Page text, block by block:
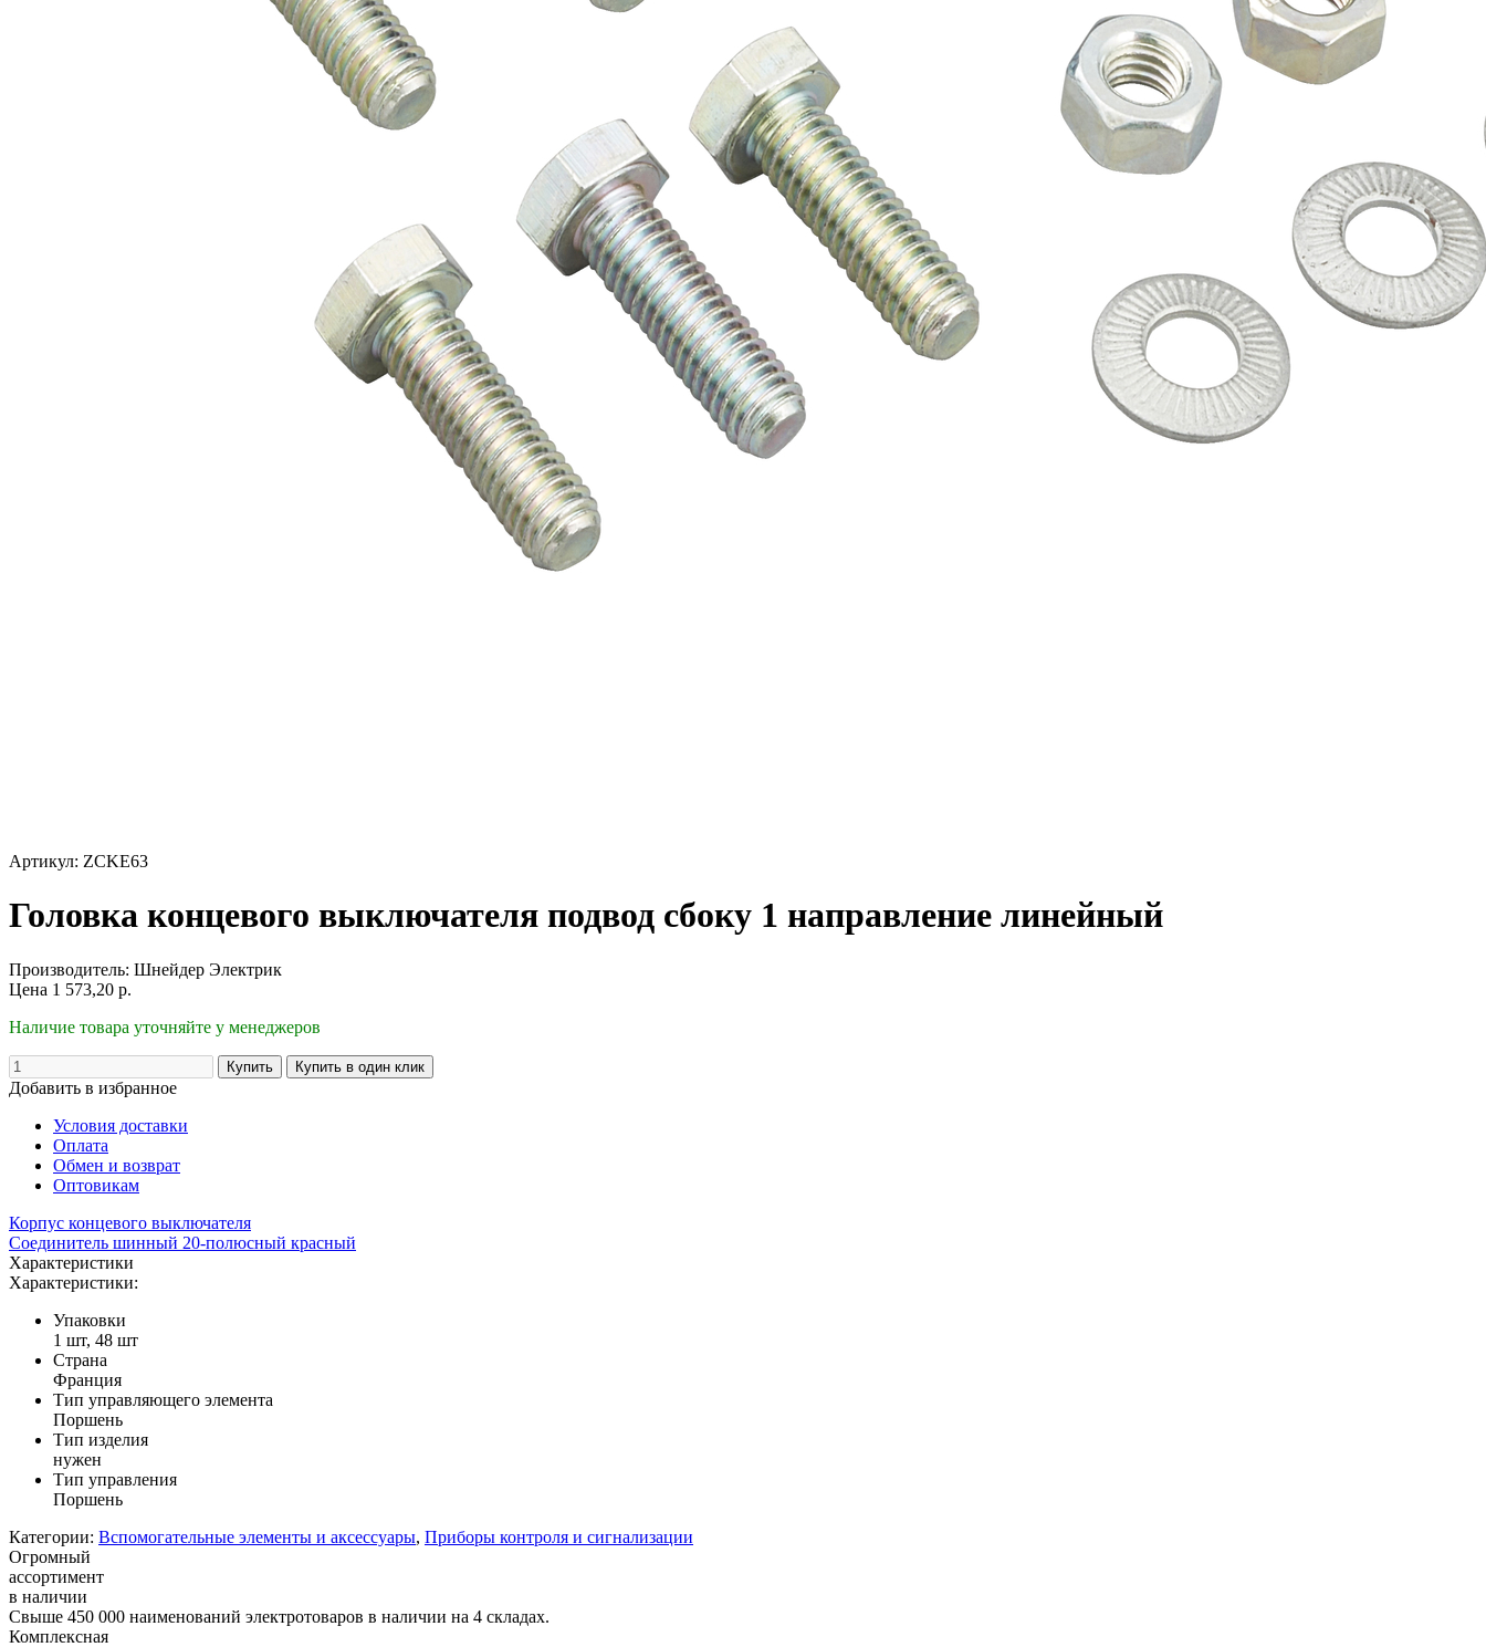
Артикул: ZCKE63
Головка концевого выключателя подвод сбоку 1 направление линейный
Производитель: Шнейдер Электрик
Цена 1 573,20 р.
Наличие товара уточняйте у менеджеров
Добавить в избранное
Условия доставки
Оплата
Обмен и возврат
Оптовикам
Корпус концевого выключателя
Соединитель шинный 20-полюсный красный
Характеристики
Характеристики:
Упаковки
1 шт, 48 шт
Страна
Франция
Тип управляющего элемента
Поршень
Тип изделия
нужен
Тип управления
Поршень
Категории: Вспомогательные элементы и аксессуары, Приборы контроля и сигнализации
Огромный
ассортимент
в наличии
Свыше 450 000 наименований электротоваров в наличии на 4 складах.
Комплексная